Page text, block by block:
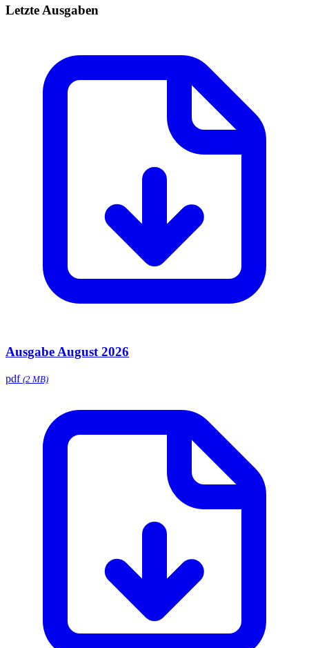
Letzte Ausgaben
Ausgabe August 2026
pdf (2 MB)